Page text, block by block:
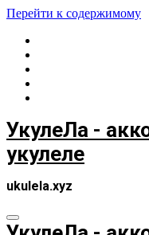
Перейти к содержимому
УкулеЛа -
укулеле
ukulela.xyz